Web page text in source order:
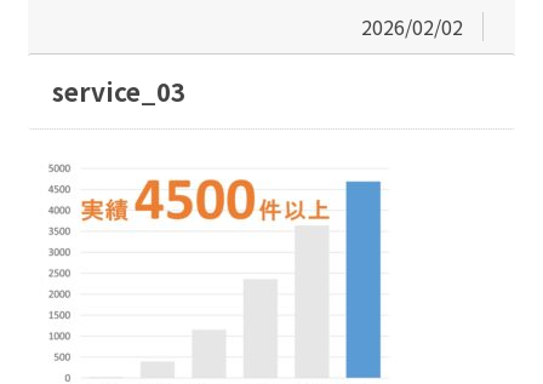
2026/02/02
service_03